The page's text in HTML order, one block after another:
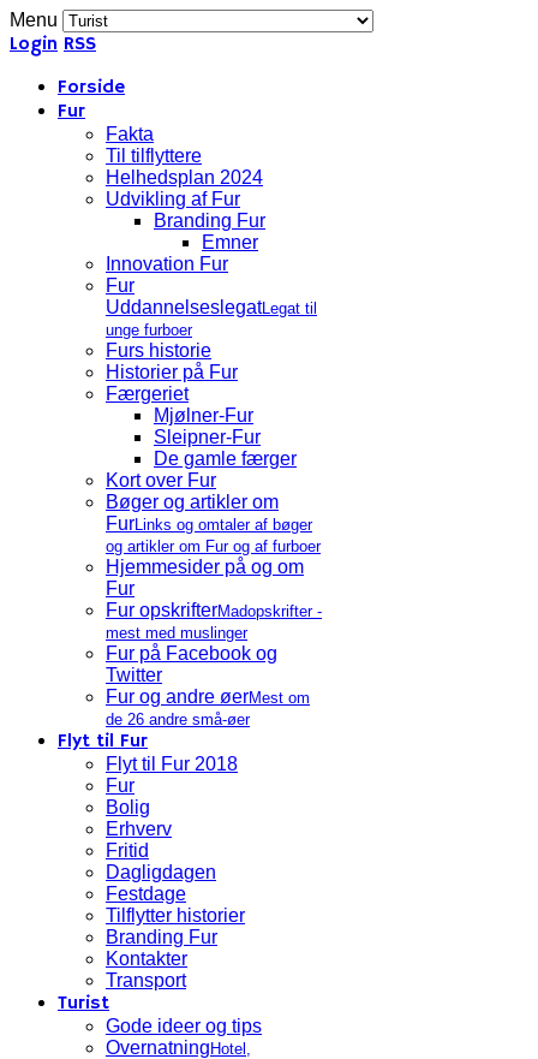
Menu
Login RSS
Forside
Fur
Fakta
Til tilflyttere
Helhedsplan 2024
Udvikling af Fur
Branding Fur
Emner
Innovation Fur
Fur
UddannelseslegatLegat til
unge furboer
Furs historie
Historier på Fur
Færgeriet
Mjølner-Fur
Sleipner-Fur
De gamle færger
Kort over Fur
Bøger og artikler om
FurLinks og omtaler af bøger
og artikler om Fur og af furboer
Hjemmesider på og om
Fur
Fur opskrifterMadopskrifter -
mest med muslinger
Fur på Facebook og
Twitter
Fur og andre øerMest om
de 26 andre små-øer
Flyt til Fur
Flyt til Fur 2018
Fur
Bolig
Erhverv
Fritid
Dagligdagen
Festdage
Tilflytter historier
Branding Fur
Kontakter
Transport
Turist
Gode ideer og tips
Overnatning Hotel,